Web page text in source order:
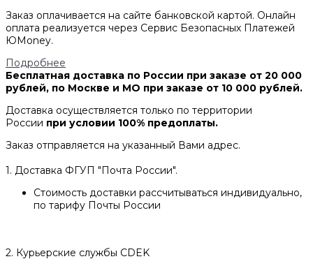
Заказ оплачивается на сайте банковской картой. Онлайн
оплата реализуется через Сервис Безопасных Платежей
ЮMoney.
Подробнее
Бесплатная доставка по России при заказе от 20 000
рублей, по Москве и МО при заказе от 10 000 рублей.
Доставка осуществляется только по территории
России при условии 100% предоплаты.
Заказ отправляется на указанный Вами адрес.
1. Доставка ФГУП "Почта России".
Стоимость доставки рассчитываться индивидуально,
по тарифу Почты России
2. Курьерские службы CDEK